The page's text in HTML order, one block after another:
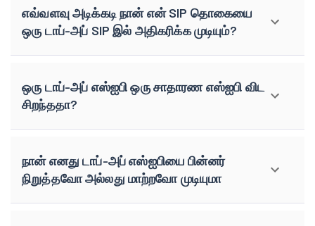
எவ்வளவு அடிக்கடி நான் என் SIP தொகையை
ஒரு டாப்-அப் SIP இல் அதிகரிக்க முடியும்?
ஒரு டாப்-அப் எஸ்ஐபி ஒரு சாதாரண எஸ்ஐபி விட
சிறந்ததா?
நான் எனது டாப்-அப் எஸ்ஐபியை பின்னர்
நிறுத்தவோ அல்லது மாற்றவோ முடியுமா